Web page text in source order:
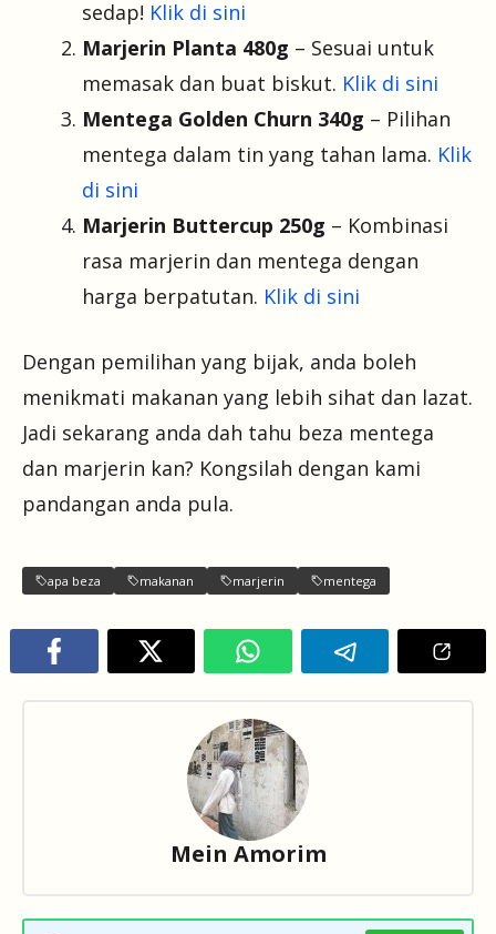
sedap! Klik di sini
Marjerin Planta 480g – Sesuai untuk
memasak dan buat biskut. Klik di sini
Mentega Golden Churn 340g – Pilihan
mentega dalam tin yang tahan lama. Klik
di sini
Marjerin Buttercup 250g – Kombinasi
rasa marjerin dan mentega dengan
harga berpatutan. Klik di sini
Dengan pemilihan yang bijak, anda boleh
menikmati makanan yang lebih sihat dan lazat.
Jadi sekarang anda dah tahu beza mentega
dan marjerin kan? Kongsilah dengan kami
pandangan anda pula.
apa beza makanan marjerin mentega
Mein Amorim